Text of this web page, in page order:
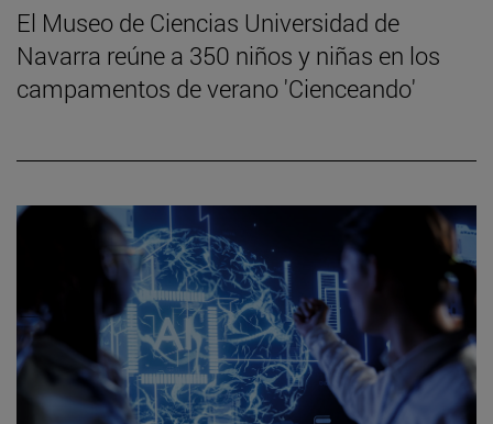
El Museo de Ciencias Universidad de
Navarra reúne a 350 niños y niñas en los
campamentos de verano 'Cienceando'